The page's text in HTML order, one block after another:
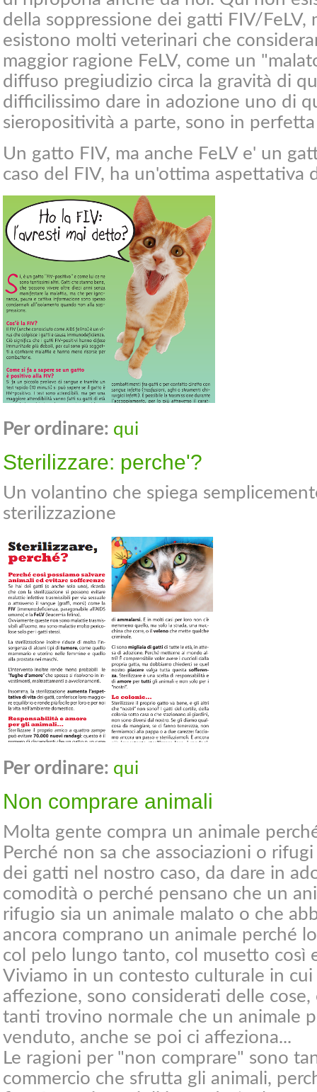
della soppressione dei gatti FIV/FeLV,
esistono molti veterinari che
maggior ragione FeLV, come un
diffuso pregiudizio circa la gravità di
difficilissimo dare in adozione uno di
sieropositività a parte, sono in
Un gatto FIV, ma anche FeLV e' un
caso del FIV, ha un'ottima aspettativa
Per ordinare: qui
Sterilizzare: perche'?
Un volantino che spiega
sterilizzazione
Per ordinare: qui
Non comprare animali
Molta gente compra un animale
Perché non sa che associazioni o
dei gatti nel nostro caso, da dare in
comodità o perché pensano che un
rifugio sia un animale malato o che
ancora comprano un animale perché
col pelo lungo tanto, col musetto così
Viviamo in un contesto culturale in
affezione, sono considerati delle
tanti trovino normale che un animale
venduto, anche se poi ci affeziona...
Le ragioni per "non comprare" sono
commercio che sfrutta gli animali,